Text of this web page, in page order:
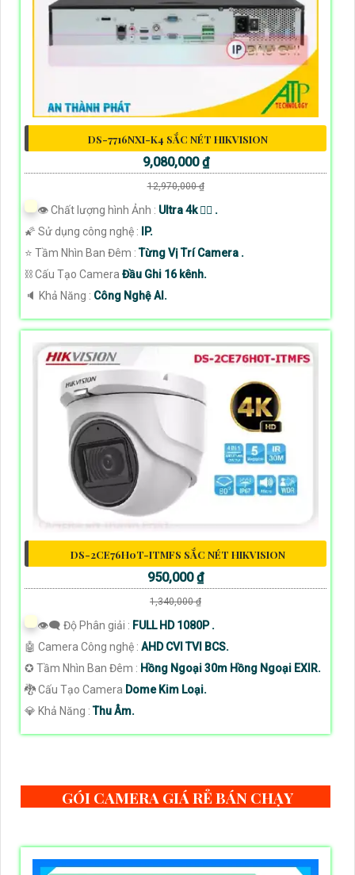
DS-7716NXI-K4 SẮC NÉT HIKVISION
9,080,000 ₫
12,970,000 ₫
👁 Chất lượng hình Ảnh : Ultra 4k 👍🏾 .
🌠 Sử dụng công nghệ :
IP.
⭐ Tầm Nhìn Ban Đêm :Từng Vị Trí Camera .
⛓ Cấu Tạo Camera Đầu Ghi 16 kênh.
️🔈 Khả Năng : Công Nghệ AI.
DS-2CE76H0T-ITMFS SẮC NÉT HIKVISION
950,000 ₫
1,340,000 ₫
👁️‍🗨 Độ Phân giải : FULL HD 1080P .
🤖️ Camera Công nghệ : AHD CVI TVI BCS.
✪ Tầm Nhìn Ban Đêm : Hồng Ngoại 30m Hồng Ngoại EXIR.
🐉️ Cấu Tạo Camera Dome Kim Loại.
️💎 Khả Năng :Thu Âm.
GÓI CAMERA GIÁ RẺ BÁN CHẠY